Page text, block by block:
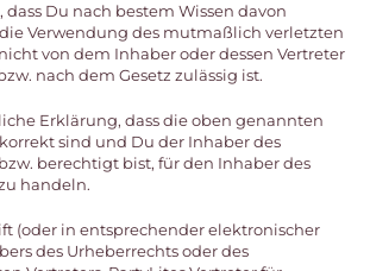
dass Du nach bestem Wissen davon
Verwendung des mutmaßlich verletzten
von dem Inhaber oder dessen Vertreter
nach dem Gesetz zulässig ist.
Erklärung, dass die oben genannten
sind und Du der Inhaber des
berechtigt bist, für den Inhaber des
handeln.
(oder in entsprechender elektronischer
des Urheberrechts oder des